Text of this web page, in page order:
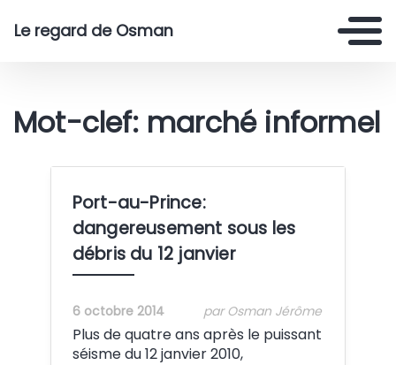
Le regard de Osman
Mot-clef: marché informel
Port-au-Prince:
dangereusement sous les
débris du 12 janvier
6 octobre 2014 par Osman Jérôme
Plus de quatre ans après le puissant
séisme du 12 janvier 2010,